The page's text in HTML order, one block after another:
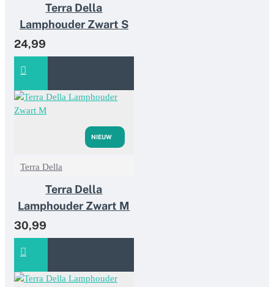
Terra Della
Lamphouder Zwart S
24,99
NIEUW
Terra Della
Terra Della
Lamphouder Zwart M
30,99